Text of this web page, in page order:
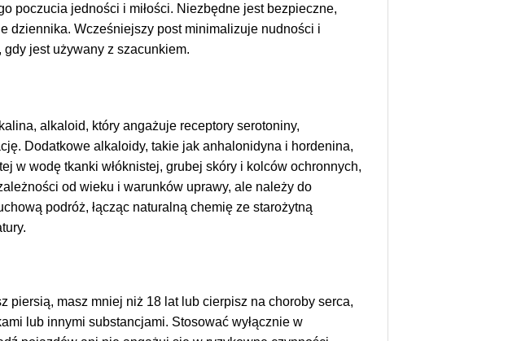
poczucia jedności i miłości. Niezbędne jest bezpieczne,
dziennika. Wcześniejszy post minimalizuje nudności i
jest używany z szacunkiem.
alkaloid, który angażuje receptory serotoniny,
Dodatkowe alkaloidy, takie jak anhalonidyna i hordenina,
w wodę tkanki włóknistej, grubej skóry i kolców ochronnych,
od wieku i warunków uprawy, ale należy do
podróż, łącząc naturalną chemię ze starożytną
piersią, masz mniej niż 18 lat lub cierpisz na choroby serca,
lub innymi substancjami. Stosować wyłącznie w